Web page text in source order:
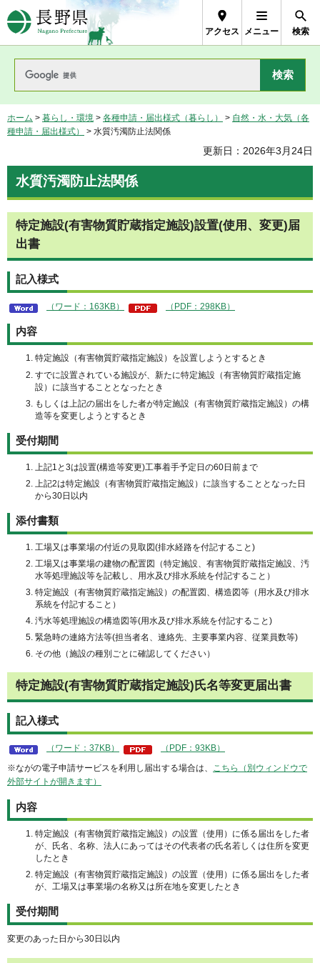
長野県Nagano Prefecture
アクセス メニュー 検索
ホーム > 暮らし・環境 > 各種申請・届出様式（暮らし） > 自然・水・大気（各
種申請・届出様式）
> 水質汚濁防止法関係
更新日：2026年3月24日
水質汚濁防止法関係
特定施設(有害物質貯蔵指定施設)設置(使用、変更)届
出書
記入様式
（ワード：163KB） （PDF：298KB）
内容
特定施設（有害物質貯蔵指定施設）を設置しようとするとき
すでに設置されている施設が、新たに特定施設（有害物質貯蔵指定施
設）に該当することとなったとき
もしくは上記の届出をした者が特定施設（有害物質貯蔵指定施設）の構
造等を変更しようとするとき
受付期間
上記1と3は設置(構造等変更)工事着手予定日の60日前まで
上記2は特定施設（有害物質貯蔵指定施設）に該当することとなった日
から30日以内
添付書類
工場又は事業場の付近の見取図(排水経路を付記すること)
工場又は事業場の建物の配置図（特定施設、有害物質貯蔵指定施設、汚
水等処理施設等を記載し、用水及び排水系統を付記すること）
特定施設（有害物質貯蔵指定施設）の配置図、構造図等（用水及び排水
系統を付記すること）
汚水等処理施設の構造図等(用水及び排水系統を付記すること)
緊急時の連絡方法等(担当者名、連絡先、主要事業内容、従業員数等)
その他（施設の種別ごとに確認してください）
特定施設(有害物質貯蔵指定施設)氏名等変更届出書
記入様式
（ワード：37KB） （PDF：93KB）
※ながの電子申請サービスを利用し届出する場合は、 こちら（別ウィンドウで
外部サイトが開きます）
内容
特定施設（有害物質貯蔵指定施設）の設置（使用）に係る届出をした者
が、氏名、名称、法人にあってはその代表者の氏名若しくは住所を変更
したとき
特定施設（有害物質貯蔵指定施設）の設置（使用）に係る届出をした者
が、工場又は事業場の名称又は所在地を変更したとき
受付期間
変更のあった日から30日以内